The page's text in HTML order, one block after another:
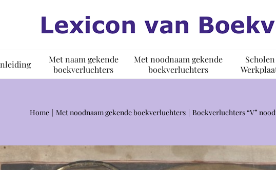
Met naam gekende
boekverluchters
Met noodnaam gekende
boekverluchters
Home Met noodnaam gekende boekverluchters Boekverluchters “V”